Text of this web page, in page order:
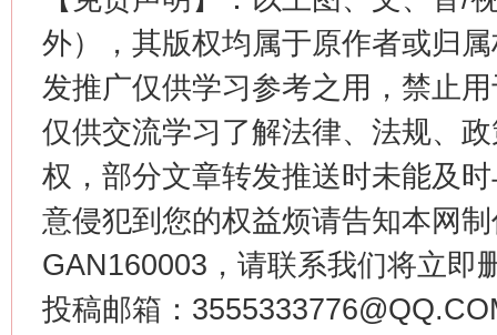
外），其版权均属于原作者或归
发推广仅供学习参考之用，禁止
仅供交流学习了解法律、法规、
权，部分文章转发推送时未能及
意侵犯到您的权益烦请告知本网
GAN160003，请联系我们将立即
投稿邮箱：
在谋一域中谋全局
今